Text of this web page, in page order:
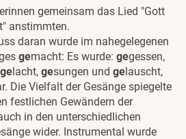
gemeinsam das Lied "Gott
anstimmten.
daran wurde im nahegelegenen
gemacht: Es wurde: gegessen,
gelacht, gesungen und gelauscht,
Die Vielfalt der Gesänge spiegelte
festlichen Gewändern der
in den unterschiedlichen
wider. Instrumental wurde